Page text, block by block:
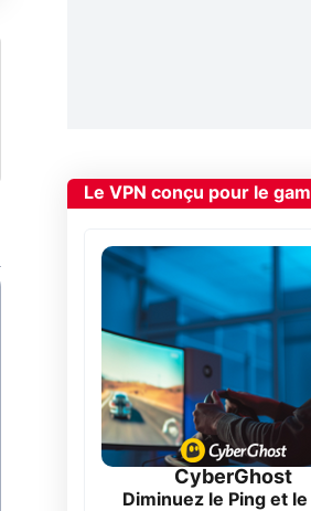
Le VPN conçu pour le
CyberGhost
Diminuez le Ping et le